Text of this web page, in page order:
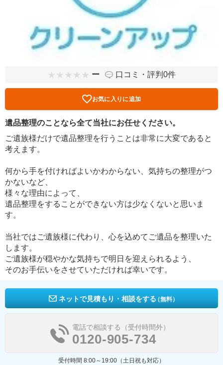
ー 口コミ・評判0件
お気に入りに追加
遺品整理のことなら全て当社にお任せください。
ご遺族様だけで遺品整理を行うことは非常に大変であると
考えます。
何から手を付ければよいかわからない、気持ちの整理がつ
かないなど、
様々な理由によって、
遺品整理をすることができない方は少なくないと思いま
す。
当社ではご遺族様に代わり、心を込めてご遺品を整理いた
します。
ご遺族様が穏やかな気持ちで明日を迎えられるよう、
そのお手伝いをさせていただければ幸いです。
ネットで見積もり・相談をする（無料）
電話で相談する（受付時間外）
0120-905-734
受付時間 8:00～19:00（土日祝も対応）